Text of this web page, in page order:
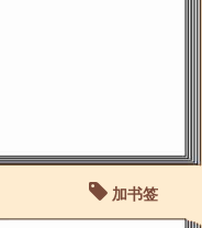
加书签